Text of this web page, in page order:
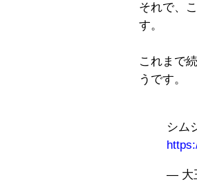
それで、
す。
これまで
うです。
シム
— 大